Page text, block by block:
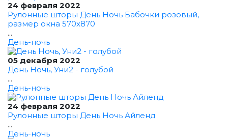
24 февраля 2022
Рулонные шторы День Ночь Бабочки розовый,
размер окна 570x870
...
День-ночь
05 декабря 2022
День Ночь, Уни2 - голубой
...
День-ночь
24 февраля 2022
Рулонные шторы День Ночь Айленд
...
День-ночь